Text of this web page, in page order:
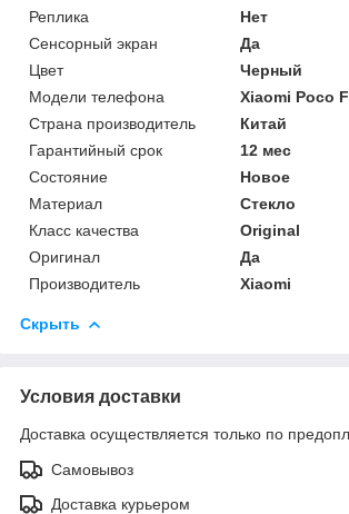
Реплика
Нет
Сенсорный экран
Да
Цвет
Черный
Модели телефона
Xiaomi Poco
Страна производитель
Китай
Гарантийный срок
12 мес
Состояние
Новое
Материал
Стекло
Класс качества
Original
Оригинал
Да
Производитель
Xiaomi
Скрыть
Условия доставки
Доставка осуществляется только по
Самовывоз
Доставка курьером